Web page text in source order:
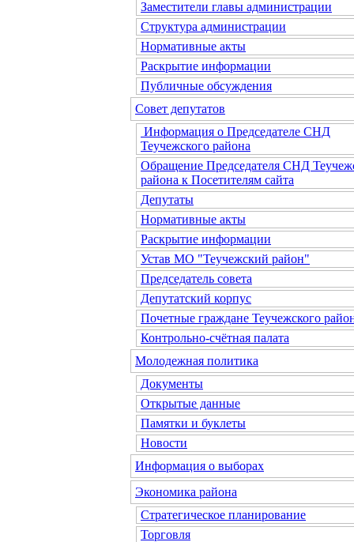
Заместители главы администрации
Структура администрации
Нормативные акты
Раскрытие информации
Публичные обсуждения
Совет депутатов
Информация о Председателе СНД
Теучежского района
Обращение Председателя СНД
района к Посетителям сайта
Депутаты
Нормативные акты
Раскрытие информации
Устав МО "Теучежский район"
Председатель совета
Депутатский корпус
Почетные граждане Теучежского
Контрольно-счётная палата
Молодежная политика
Документы
Открытые данные
Памятки и буклеты
Новости
Информация о выборах
Экономика района
Стратегическое планирование
Торговля